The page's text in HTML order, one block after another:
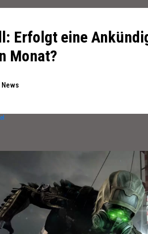
Erfolgt eine
Monat?
News